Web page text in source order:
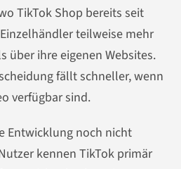
TikTok Shop bereits seit
teilweise mehr
über ihre eigenen Websites.
fällt schneller, wenn
verfügbar sind.
Entwicklung noch nicht
kennen TikTok primär